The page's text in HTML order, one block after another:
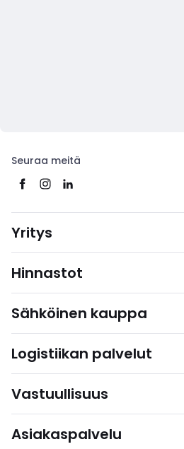
Seuraa meitä
Yritys
Hinnastot
Sähköinen kauppa
Logistiikan palvelut
Vastuullisuus
Asiakaspalvelu